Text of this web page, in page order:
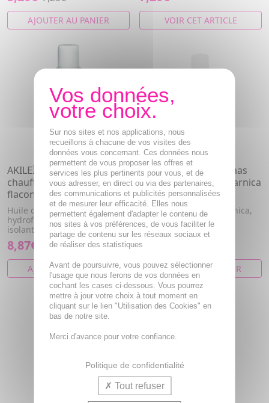
AJOUTER AU PANIER VOIR CET ARTICLE
AKILEÏNE Sports - Start
chauffant hydrofuge
flacon 200ml
Huile de massage chauffante
hydrofuge, thermoactive
isolante.
8,87€
AJOUTER AU PANIER
AKILEÏNE Sports - kimas
huile de massage à l'arnica
flacon 200ml
Huile de massage à l'arnica,
avant et après le sport.
7,20€
AJOUTER AU PANIER
Sur nos sites et nos applications, nous
recueillons à chacune de vos visites des
données vous concernant. Ces données nous
permettent de vous proposer les offres et
services les plus pertinents pour vous, et de
vous adresser, en direct ou via des partenaires,
des communications et publicités personnalisées
et de mesurer leur efficacité. Elles nous
permettent également d'adapter le contenu de
nos sites à vos préférences, de vous faciliter le
partage de contenu sur les réseaux sociaux et
de réaliser des statistiques
Avant de poursuivre, vous pouvez sélectionner
l'usage que nous ferons de vos données en
cochant les cases ci-dessous. Vous pourrez
mettre à jour votre choix à tout moment en
cliquant sur le lien "Utilisation des Cookies" en
bas de notre site.
Merci d'avance pour votre confiance.
Politique de confidentialité
Tout refuser